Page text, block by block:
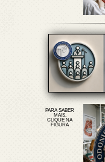
PARA SABER
MAIS,
CLIQUE NA
FIGURA